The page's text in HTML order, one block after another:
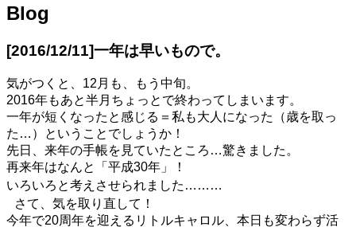
Blog
[2016/12/11]一年は早いもので。
気がつくと、12月も、もう中旬。
2016年もあと半月ちょっとで終わってしまいます。
一年が短くなったと感じる＝私も大人になった（歳を取っ
た…）ということでしょうか！
先日、来年の手帳を見ていたところ…驚きました。
再来年はなんと「平成30年」！
いろいろと考えさせられました………
さて、気を取り直して！
今年で20周年を迎えるリトルキャロル、本日も変わらず活